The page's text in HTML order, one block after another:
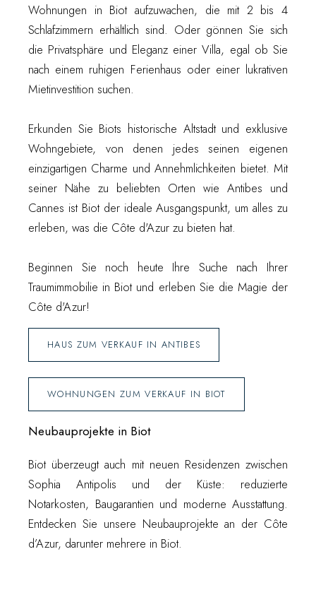
Wohnungen in Biot aufzuwachen, die mit 2 bis 4
Schlafzimmern erhältlich sind. Oder gönnen Sie sich
die Privatsphäre und Eleganz einer Villa, egal ob Sie
nach einem ruhigen Ferienhaus oder einer lukrativen
Mietinvestition suchen.
Erkunden Sie Biots historische Altstadt und exklusive
Wohngebiete, von denen jedes seinen eigenen
einzigartigen Charme und Annehmlichkeiten bietet. Mit
seiner Nähe zu beliebten Orten wie Antibes und
Cannes ist Biot der ideale Ausgangspunkt, um alles zu
erleben, was die Côte d'Azur zu bieten hat.
Beginnen Sie noch heute Ihre Suche nach Ihrer
Traumimmobilie in Biot und erleben Sie die Magie der
Côte d'Azur!
HAUS ZUM VERKAUF IN ANTIBES
WOHNUNGEN ZUM VERKAUF IN BIOT
Neubauprojekte in Biot
Biot überzeugt auch mit neuen Residenzen zwischen
Sophia Antipolis und der Küste: reduzierte
Notarkosten, Baugarantien und moderne Ausstattung.
Entdecken Sie unsere Neubauprojekte an der Côte
d’Azur, darunter mehrere in Biot.